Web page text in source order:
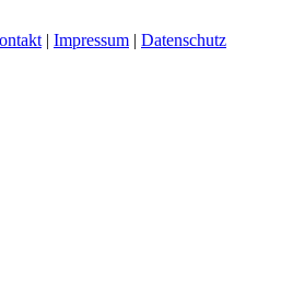
| Impressum | Datenschutz